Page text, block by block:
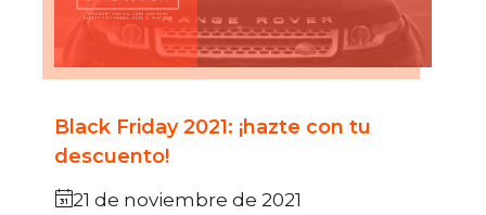
Black Friday 2021: ¡hazte con tu
descuento!
21 de noviembre de 2021